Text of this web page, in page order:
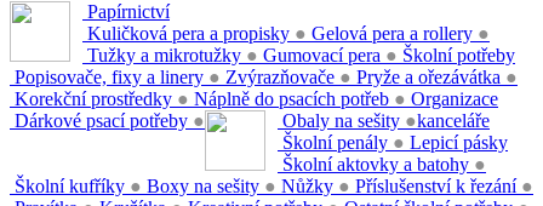
Papírnictví
Kuličková pera a propisky ● Gelová pera a rollery ●
Tužky a mikrotužky ● Gumovací pera ●
Popisovače, fixy a linery ● Zvýrazňovače ● Pryže a ořezávátka ●
Korekční prostředky ● Náplně do psacích potřeb ●
Dárkové psací potřeby ●
Školní potřeby
Obaly na sešity ●
Školní penály ●
Školní aktovky a batohy ●
Školní kufříky ● Boxy na sešity ● Nůžky ● Příslušenství k řezání ●
Organizace
kanceláře
Lepicí pásky